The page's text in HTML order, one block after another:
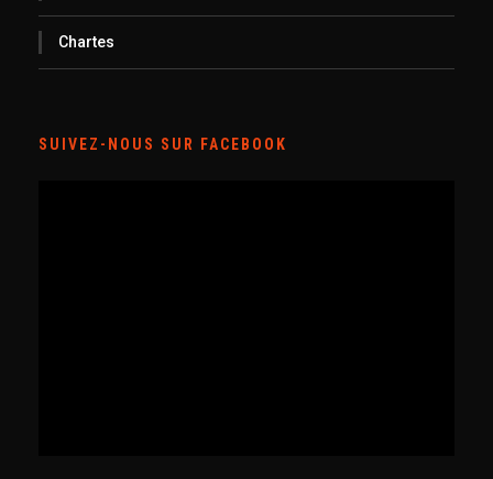
Chartes
SUIVEZ-NOUS SUR FACEBOOK